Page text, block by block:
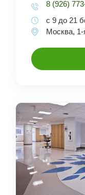
8 (926)
с 9 до 21
Москва,